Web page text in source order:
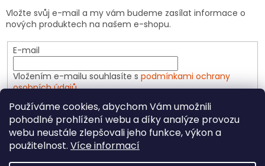
Používáme cookies, abychom Vám umožnili
pohodlné prohlížení webu a díky analýze provozu
webu neustále zlepšovali jeho funkce, výkon a
použitelnost. Více informací
Vložte svůj e-mail a my vám budeme zasílat informace o
nových produktech na našem e-shopu.
E-mail
Vložením e-mailu souhlasíte s podmínkami ochrany
osobních údajů
PŘIHLÁSIT SE